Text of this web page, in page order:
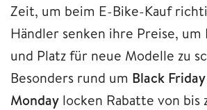
Zeit, um beim E-Bike-Kauf
Händler senken ihre Preise, um
und Platz für neue Modelle zu
Besonders rund um Black
Monday locken Rabatte von bis